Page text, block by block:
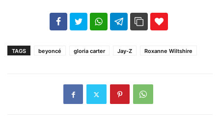
102 35
TAGS beyoncé gloria carter Jay-Z Roxanne Wiltshire